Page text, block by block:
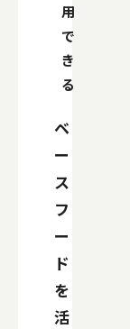
用
で
き
る
ベ
ー
ス
フ
ー
ド
を
活